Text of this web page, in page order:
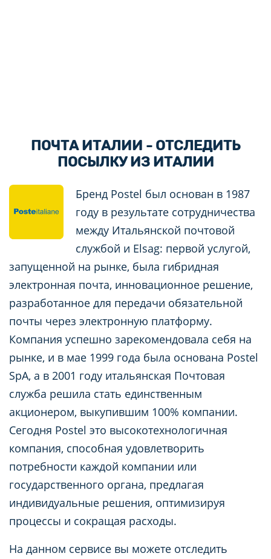
ПОЧТА ИТАЛИИ - ОТСЛЕДИТЬ
ПОСЫЛКУ ИЗ ИТАЛИИ
Бренд Postel был основан в 1987
году в результате сотрудничества
между Итальянской почтовой
службой и Elsag: первой услугой,
запущенной на рынке, была гибридная
электронная почта, инновационное решение,
разработанное для передачи обязательной
почты через электронную платформу.
Компания успешно зарекомендовала себя на
рынке, и в мае 1999 года была основана Postel
SpA, а в 2001 году итальянская Почтовая
служба решила стать единственным
акционером, выкупившим 100% компании.
Сегодня Postel это высокотехнологичная
компания, способная удовлетворить
потребности каждой компании или
государственного органа, предлагая
индивидуальные решения, оптимизируя
процессы и сокращая расходы.
На данном сервисе вы можете отследить